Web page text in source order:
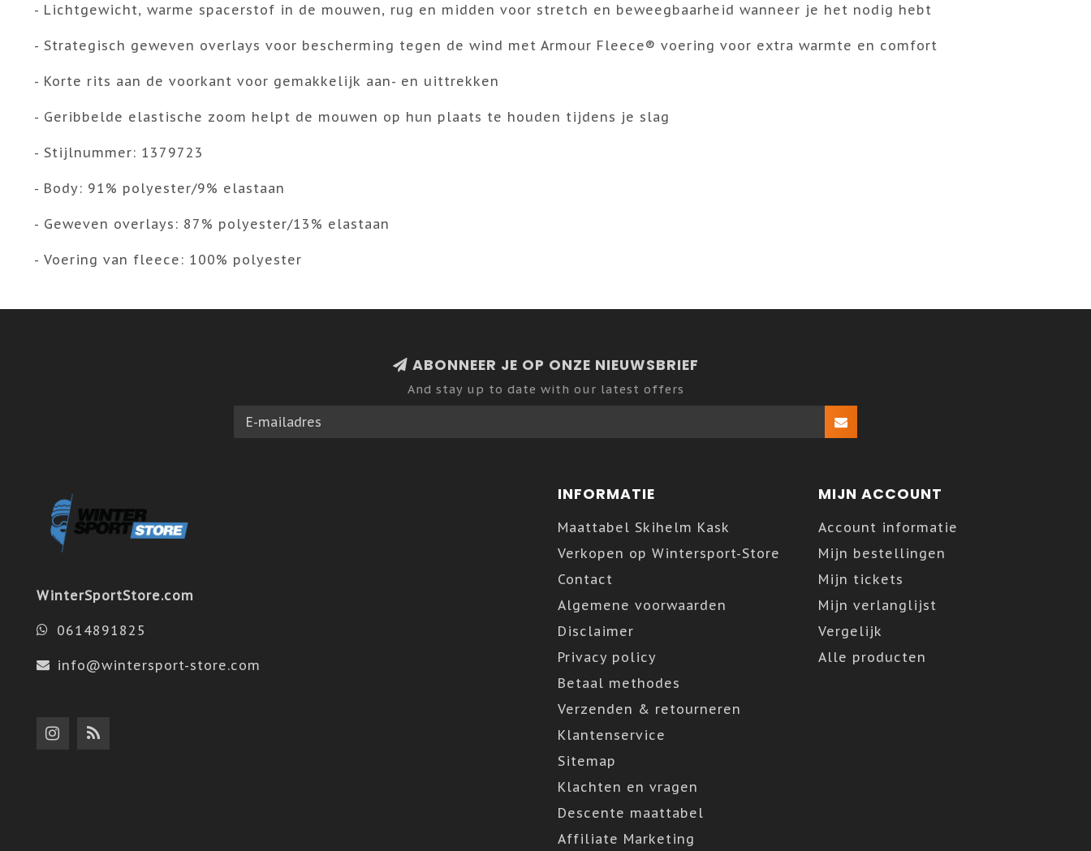
- Lichtgewicht, warme spacerstof in de mouwen, rug en midden voor stretch en beweegbaarheid wanneer je het nodig hebt
- Strategisch geweven overlays voor bescherming tegen de wind met Armour Fleece® voering voor extra warmte en comfort
- Korte rits aan de voorkant voor gemakkelijk aan- en uittrekken
- Geribbelde elastische zoom helpt de mouwen op hun plaats te houden tijdens je slag
- Stijlnummer: 1379723
- Body: 91% polyester/9% elastaan
- Geweven overlays: 87% polyester/13% elastaan
- Voering van fleece: 100% polyester
ABONNEER JE OP ONZE NIEUWSBRIEF
And stay up to date with our latest offers
WinterSportStore.com
0614891825
info@wintersport-store.com
INFORMATIE
Maattabel Skihelm Kask
Verkopen op Wintersport-Store
Contact
Algemene voorwaarden
Disclaimer
Privacy policy
Betaal methodes
Verzenden & retourneren
Klantenservice
Sitemap
Klachten en vragen
Descente maattabel
Affiliate Marketing
MIJN ACCOUNT
Account informatie
Mijn bestellingen
Mijn tickets
Mijn verlanglijst
Vergelijk
Alle producten